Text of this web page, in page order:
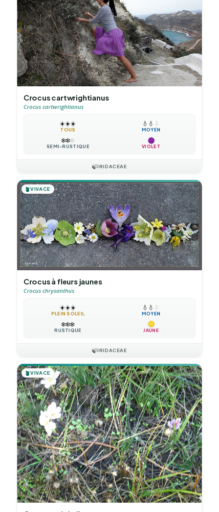
Crocus cartwrightianus
Crocus cartwrightianus
☀️☀️☀️
TOUS
💧 💧 💧
MOYEN
❄️❄️❄️
SEMI-RUSTIQUE VIOLET
🍃IRIDACEAE
🪴VIVACE
Crocus à fleurs jaunes
Crocus chrysanthus
☀️☀️☀️
PLEIN SOLEIL
💧 💧 💧
MOYEN
❄️❄️❄️
RUSTIQUE JAUNE
🍃IRIDACEAE
🪴VIVACE